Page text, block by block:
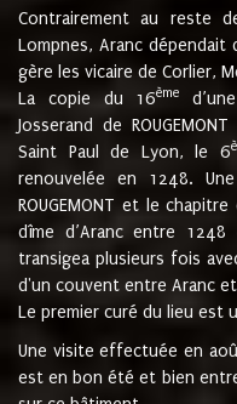
Contrairement au reste
Lompnes, Aranc
gère les vicaire de Corlier,
La copie du 16ème
Josserand de
Saint Paul de Lyon, le 6
renouvelée en 1248.
ROUGEMONT et le
dîme d’Aranc entre 1248
transigea plusieurs fois
d'un couvent entre Aranc
Le premier curé du lieu est
Une visite effectuée en
est en bon été et bien